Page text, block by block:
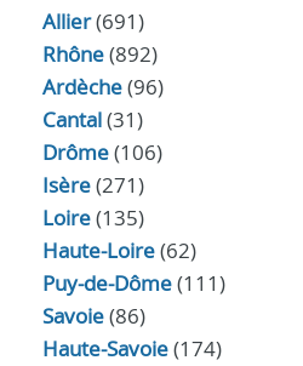
Allier(691)
Rhône(892)
Ardèche(96)
Cantal(31)
Drôme(106)
Isère(271)
Loire(135)
Haute-Loire(62)
Puy-de-Dôme(111)
Savoie(86)
Haute-Savoie(174)